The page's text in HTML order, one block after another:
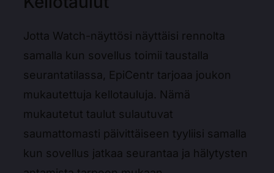
Jotta Watch-näyttösi näyttäisi rennolta
samalla kun sovellus toimii taustalla
seurantatilassa, EpiCentr tarjoaa joukon
mukautettuja kellotauluja. Nämä
mukautetut taulut sulautuvat
saumattomasti päivittäiseen tyyliisi samalla
kun sovellus jatkaa seurantaa ja hälytysten